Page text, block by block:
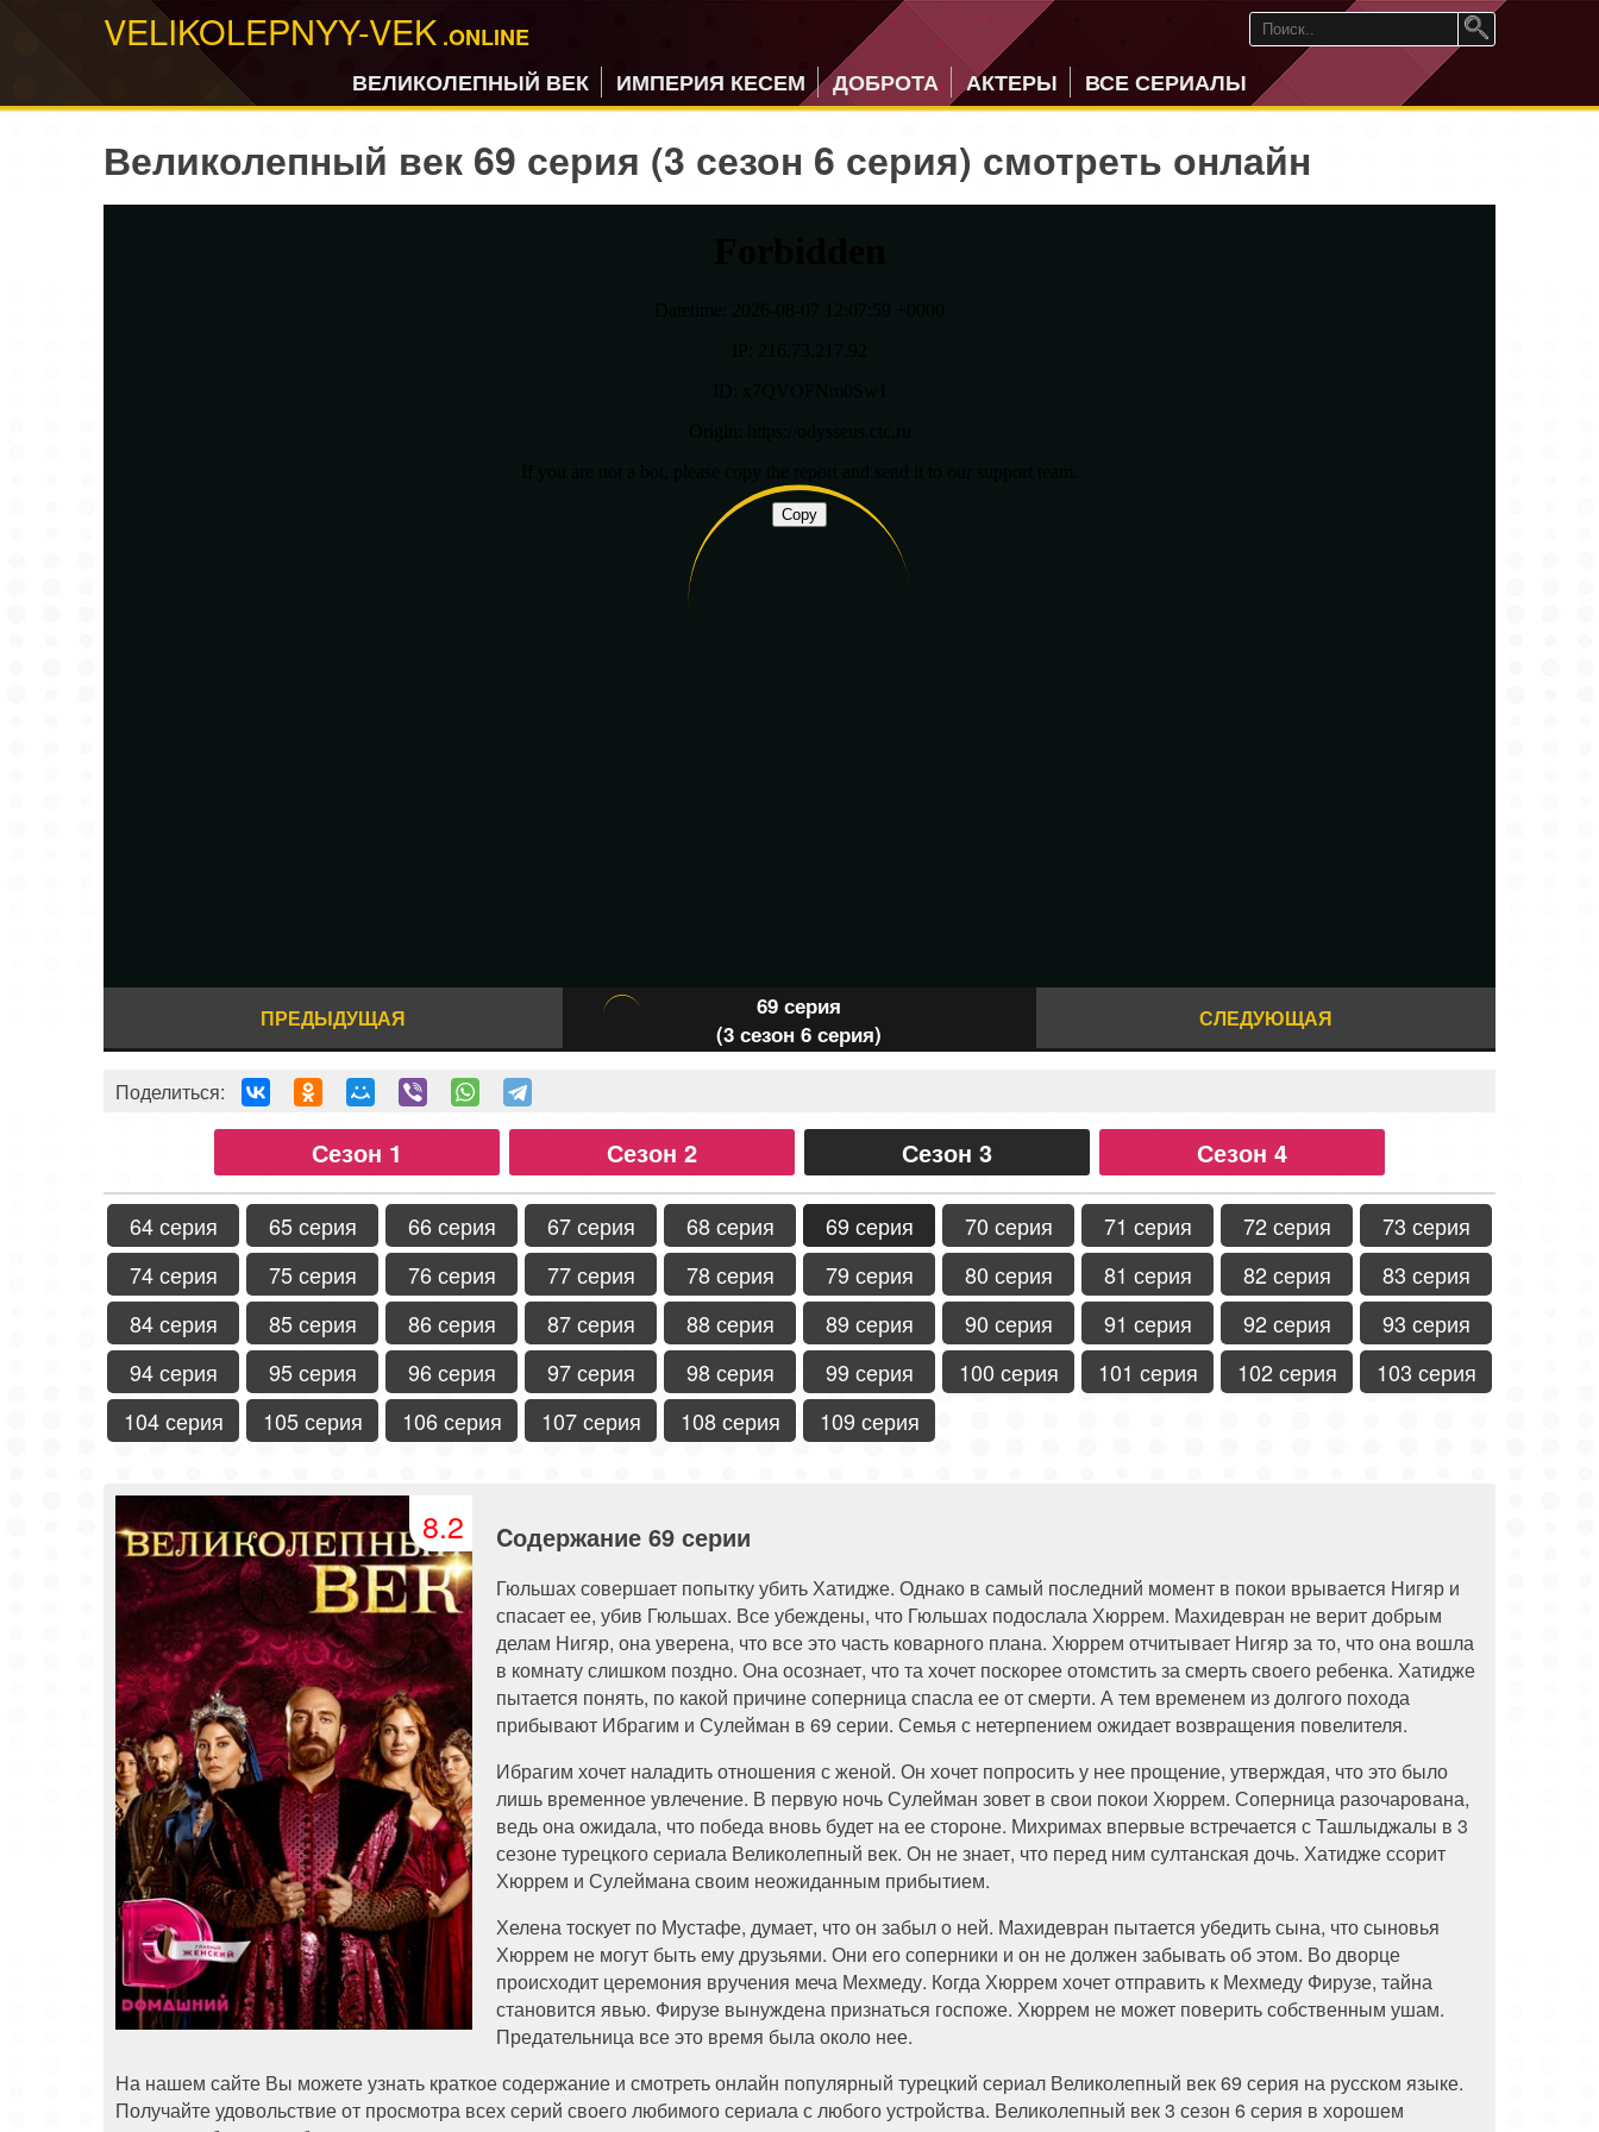
VELIKOLEPNYY-VEK .ONLINE
ВЕЛИКОЛЕПНЫЙ ВЕК
ИМПЕРИЯ КЕСЕМ ДОБРОТА АКТЕРЫ ВСЕ СЕРИАЛЫ
Великолепный век 69 серия (3 сезон 6 серия) смотреть онлайн
ПРЕДЫДУЩАЯ
69 серия
(3 сезон 6 серия)
СЛЕДУЮЩАЯ
Поделиться:
Сезон 1 Сезон 2 Сезон 3 Сезон 4
64 серия 65 серия 66 серия 67 серия 68 серия 69 серия 70 серия 71 серия 72 серия
73 серия
74 серия
75 серия 76 серия 77 серия 78 серия 79 серия 80 серия 81 серия 82 серия
83 серия
84 серия
85 серия 86 серия 87 серия 88 серия 89 серия 90 серия 91 серия 92 серия
93 серия
94 серия
95 серия 96 серия 97 серия 98 серия 99 серия 100 серия 101 серия 102 серия
103 серия
104 серия
105 серия 106 серия 107 серия 108 серия 109 серия
8.2 Cодержание 69 серии
Гюльшах совершает попытку убить Хатидже. Однако в самый последний момент в покои врывается Нигяр и
спасает ее, убив Гюльшах. Все убеждены, что Гюльшах подослала Хюррем. Махидевран не верит добрым
делам Нигяр, она уверена, что все это часть коварного плана. Хюррем отчитывает Нигяр за то, что она вошла
в комнату слишком поздно. Она осознает, что та хочет поскорее отомстить за смерть своего ребенка. Хатидже
пытается понять, по какой причине соперница спасла ее от смерти. А тем временем из долгого похода
прибывают Ибрагим и Сулейман в 69 серии. Семья с нетерпением ожидает возвращения повелителя.
Ибрагим хочет наладить отношения с женой. Он хочет попросить у нее прощение, утверждая, что это было
лишь временное увлечение. В первую ночь Сулейман зовет в свои покои Хюррем. Соперница разочарована,
ведь она ожидала, что победа вновь будет на ее стороне. Михримах впервые встречается с Ташлыджалы в 3
сезоне турецкого сериала Великолепный век. Он не знает, что перед ним султанская дочь. Хатидже ссорит
Хюррем и Сулеймана своим неожиданным прибытием.
Хелена тоскует по Мустафе, думает, что он забыл о ней. Махидевран пытается убедить сына, что сыновья
Хюррем не могут быть ему друзьями. Они его соперники и он не должен забывать об этом. Во дворце
происходит церемония вручения меча Мехмеду. Когда Хюррем хочет отправить к Мехмеду Фирузе, тайна
становится явью. Фирузе вынуждена признаться госпоже. Хюррем не может поверить собственным ушам.
Предательница все это время была около нее.
На нашем сайте Вы можете узнать краткое содержание и смотреть онлайн популярный турецкий сериал Великолепный век 69 серия на русском языке.
Получайте удовольствие от просмотра всех серий своего любимого сериала с любого устройства. Великолепный век 3 сезон 6 серия в хорошем